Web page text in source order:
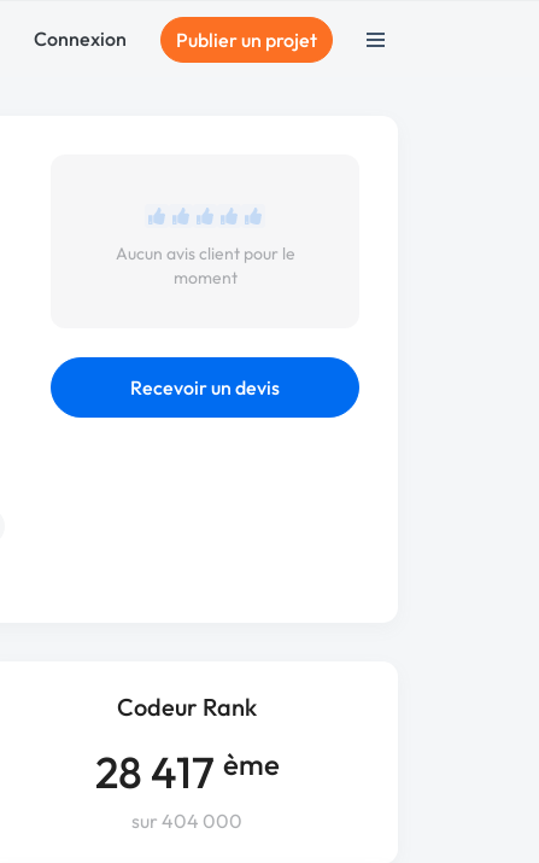
Connexion Publier un projet
Aucun avis client pour le
moment
Recevoir un devis
Codeur Rank
28 417 ème
sur 404 000